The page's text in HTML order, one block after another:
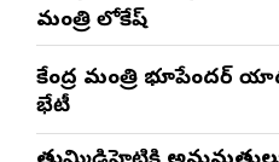
మంత్రి లోకేష్
కేంద్ర మంత్రి భూపేందర్
భేటీ